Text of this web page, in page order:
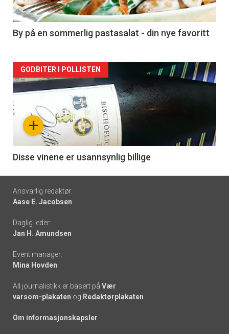
-
5
By på en sommerlig pastasalat - din nye favoritt
Forsiden
akkurat
nå
6
+
GODBITER I POLLISTEN
Disse vinene er usannsynlig billige
Footer
-
links
Ansvarlig redaktør:
Aase E. Jacobsen
Daglig leder:
Jan H. Amundsen
Event manager:
Mina Hovden
All journalistikk er basert på Vær
varsom-plakaten og Redaktørplakaten
Om informasjonskapsler